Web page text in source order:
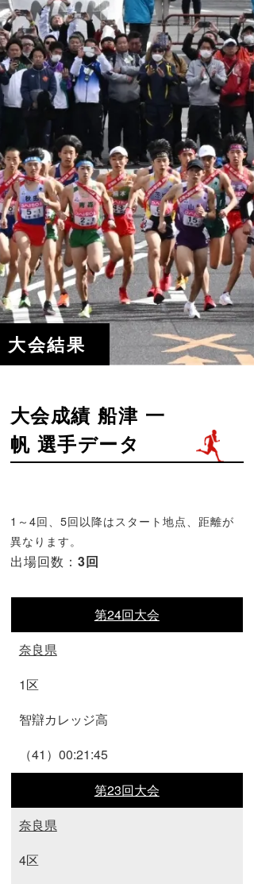
大会結果
大会成績 船津 一
帆 選手データ
1～4回、5回以降はスタート地点、距離が
異なります。
出場回数： 3回
第24回大会
奈良県
1区
智辯カレッジ高
（41）00:21:45
第23回大会
奈良県
4区